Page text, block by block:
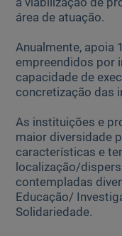
área de atuação.
Anualmente, apoia
empreendidos por
capacidade de
concretização das
As instituições e
maior diversidade
características e
localização/
contempladas
Educação/
Solidariedade.